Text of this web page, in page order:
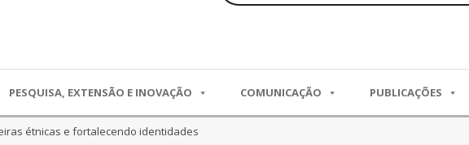
PESQUISA, EXTENSÃO E INOVAÇÃO COMUNICAÇÃO PUBLICAÇÕES
étnicas e fortalecendo identidades